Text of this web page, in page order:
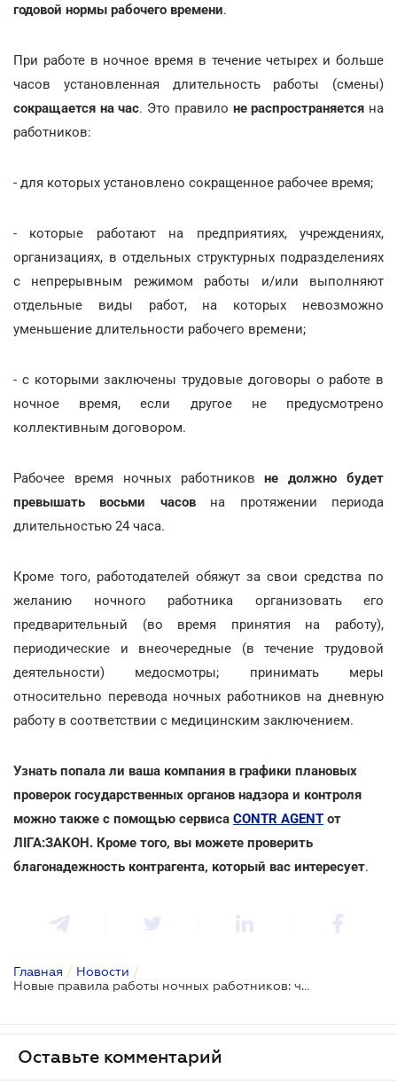
годовой нормы рабочего времени.
При работе в ночное время в течение четырех и больше
часов установленная длительность работы
(смены)
сокращается на час. Это правило не распространяется на
работников:
- для которых установлено сокращенное рабочее время;
- которые работают на предприятиях, учреждениях,
организациях, в отдельных структурных подразделениях
с непрерывным режимом работы и/или выполняют
отдельные виды работ, на которых невозможно
уменьшение длительности рабочего времени;
- с которыми заключены трудовые договоры о работе в
ночное время, если другое не предусмотрено
коллективным договором.
Рабочее время ночных работниковне должно будет
превышать восьми часовна протяжении периода
длительностью 24 часа.
Кроме того, работодателей обяжут за свои средства по
желанию ночного работника организовать его
предварительный (во время принятия на работу),
периодические и внеочередные (в течение трудовой
деятельности) медосмотры; принимать меры
относительно перевода ночных работников на дневную
работу в соответствии с медицинским заключением.
Узнать попала ли ваша компания в графики плановых
проверок государственных органов надзора и контроля
можно также с помощью сервиса CONTR AGENT от
ЛІГА:ЗАКОН. Кроме того, вы можете проверить
благонадежность контрагента, который вас интересует.
Главная / Новости /
Новые правила работы ночных работников: что предлагают
Оставьте комментарий